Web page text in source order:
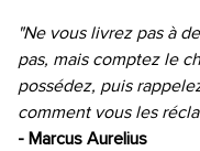
"Ne vous livrez pas à
pas, mais comptez le
possédez, puis
comment vous les
- Marcus Aurelius